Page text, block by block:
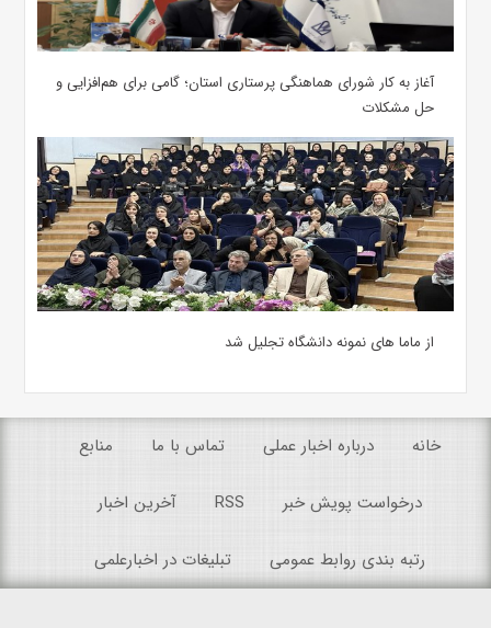
آغاز به کار شورای هماهنگی پرستاری استان؛ گامی برای هم‌افزایی و
حل مشکلات
از ماما های نمونه دانشگاه تجلیل شد
خانه درباره اخبار عملی تماس با ما منابع
درخواست پویش خبر RSS آخرین اخبار
رتبه بندی روابط عمومی تبلیغات در اخبارعلمی